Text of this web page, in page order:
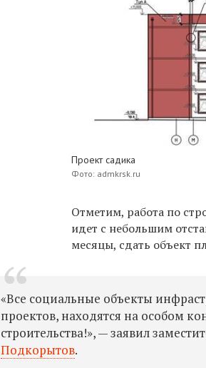
Проект садика
Фото: admkrsk.ru
Отметим, работа по
идет с небольшим
месяцы, сдать объект
«Все социальные объекты
проектов, находятся на особом
строительства!», — заявил
Подкорытов.